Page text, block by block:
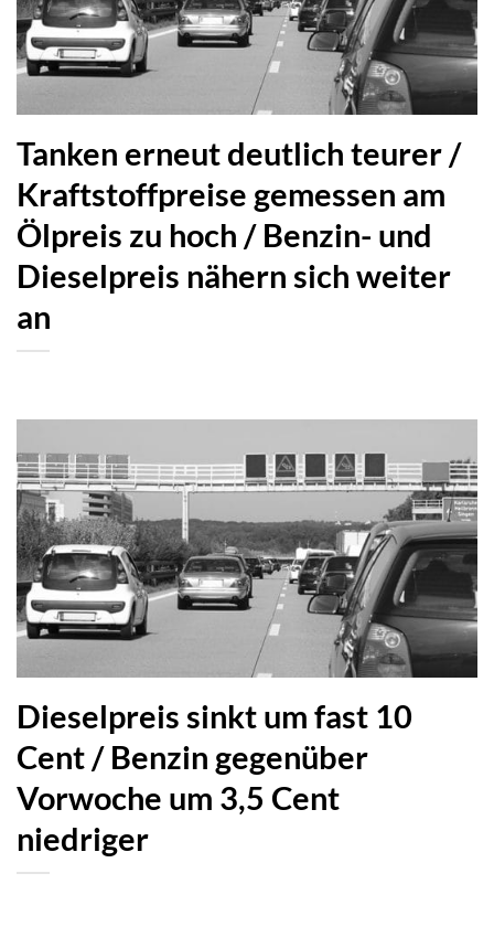
Tanken erneut deutlich teurer /
Kraftstoffpreise gemessen am
Ölpreis zu hoch / Benzin- und
Dieselpreis nähern sich weiter
an
Dieselpreis sinkt um fast 10
Cent / Benzin gegenüber
Vorwoche um 3,5 Cent
niedriger